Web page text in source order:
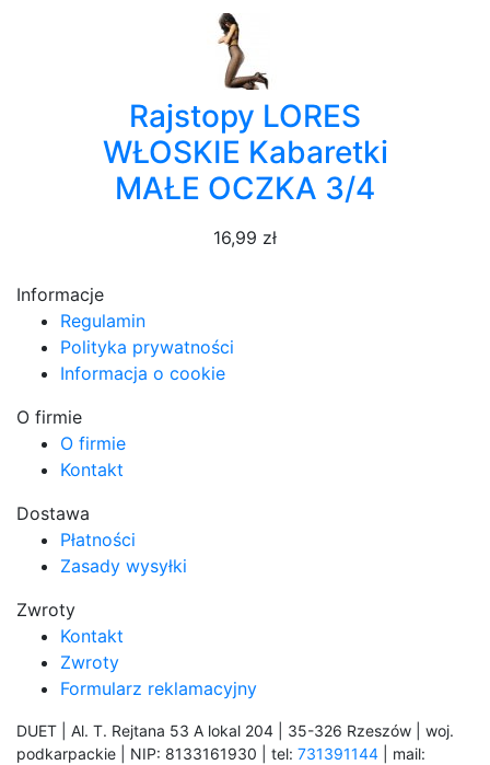
Rajstopy LORES
WŁOSKIE Kabaretki
MAŁE OCZKA 3/4
16,99 zł
Informacje
Regulamin
Polityka prywatności
Informacja o cookie
O firmie
O firmie
Kontakt
Dostawa
Płatności
Zasady wysyłki
Zwroty
Kontakt
Zwroty
Formularz reklamacyjny
DUET | Al. T. Rejtana 53 A lokal 204 | 35-326 Rzeszów | woj.
podkarpackie | NIP: 8133161930 | tel: 731391144 | mail: